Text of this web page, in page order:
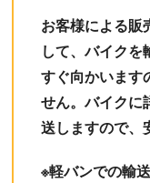
お客様による販
して、バイク
すぐ向かいます
せん。バイクに
送しますので、
※軽バンでの輸